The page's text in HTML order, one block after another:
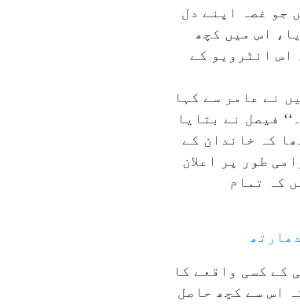
جو غصہ اپنے دل
اس میں کچھ
اس انٹرویو کے
نے عامر سے کہا
فیصل نے بتایا
کہ خاندان کے
طور پر اعلان
کہ تمام
کے کسی واقعے کا
اس سے کچھ حاصل